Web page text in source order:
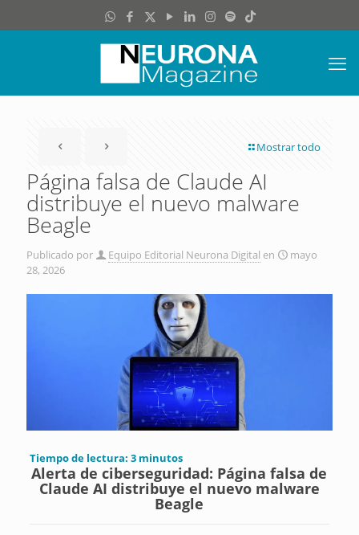
Mostrar todo
Página falsa de Claude AI
distribuye el nuevo malware
Beagle
Publicado por Equipo Editorial Neurona Digital en
mayo
28, 2026
Tiempo de lectura: 3 minutos
Alerta de ciberseguridad: Página falsa de
Claude AI distribuye el nuevo malware
Beagle